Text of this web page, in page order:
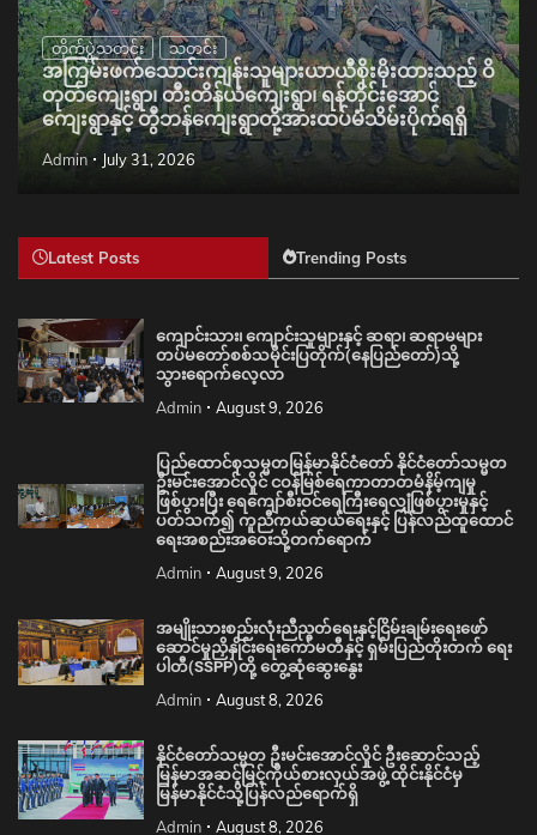
တိုက်ပွဲသတင်း သတင်း
အကြမ်းဖက်သောင်းကျန်းသူများယာယီစိုးမိုးထားသည့် ဝိ
တုတ်ကျေးရွာ၊ တီးတိန်ယံကျေးရွာ၊ ရန်တိုင်းအောင်
ကျေးရွာနှင့် တွီဘန်ကျေးရွာတို့အားထပ်မံသိမ်းပိုက်ရရှိ
Admin July 31, 2026
Latest Posts Trending Posts
ကျောင်းသား၊ ကျောင်းသူများနှင့် ဆရာ၊ ဆရာမများ
တပ်မတော်စစ်သမိုင်းပြတိုက်(နေပြည်တော်)သို့
သွားရောက်လေ့လာ
Admin August 9, 2026
ပြည်ထောင်စုသမ္မတမြန်မာနိုင်ငံတော် နိုင်ငံတော်သမ္မတ
ဦးမင်းအောင်လှိုင် ငဝန်မြစ်ရေကာတာတမံနိမ့်ကျမှု
ဖြစ်ပွားပြီး ရေကျော်စီးဝင်ရေကြီးရေလျှံဖြစ်ပွားမှုနှင့်
ပတ်သက်၍ ကူညီကယ်ဆယ်ရေးနှင့် ပြန်လည်ထူထောင်
ရေးအစည်းအဝေးသို့တက်ရောက်
Admin August 9, 2026
အမျိုးသားစည်းလုံးညီညွတ်ရေးနှင့်ငြိမ်းချမ်းရေးဖော်
ဆောင်မှုညှိနှိုင်းရေးကော်မတီနှင့် ရှမ်းပြည်တိုးတက် ရေး
ပါတီ(SSPP)တို့ တွေ့ဆုံဆွေးနွေး
Admin August 8, 2026
နိုင်ငံတော်သမ္မတ ဦးမင်းအောင်လှိုင် ဦးဆောင်သည့်
မြန်မာအဆင့်မြင့်ကိုယ်စားလှယ်အဖွဲ့ ထိုင်းနိုင်ငံမှ
မြန်မာနိုင်ငံသို့ပြန်လည်ရောက်ရှိ
Admin August 8, 2026